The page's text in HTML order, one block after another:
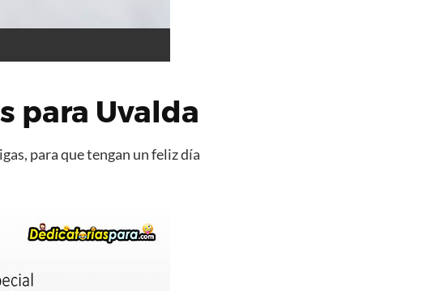
para Uvalda
para que tengan un feliz día